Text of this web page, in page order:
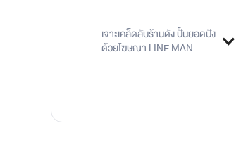
เจาะเคล็ดลับร้านดัง ปั้นยอดปัง
ด้วยโฆษณา LINE MAN